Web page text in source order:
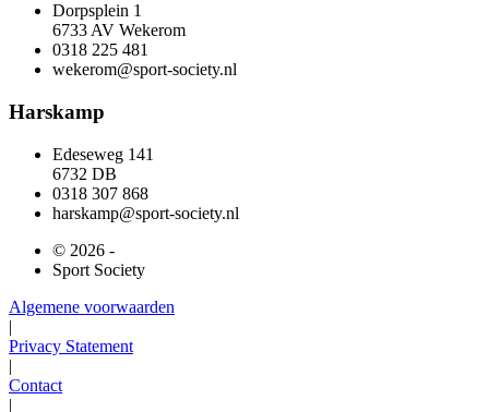
Dorpsplein 1
6733 AV Wekerom
0318 225 481
wekerom@sport-society.nl
Harskamp
Edeseweg 141
6732 DB
0318 307 868
harskamp@sport-society.nl
© 2026 -
Sport Society
Algemene voorwaarden
|
Privacy Statement
|
Contact
|